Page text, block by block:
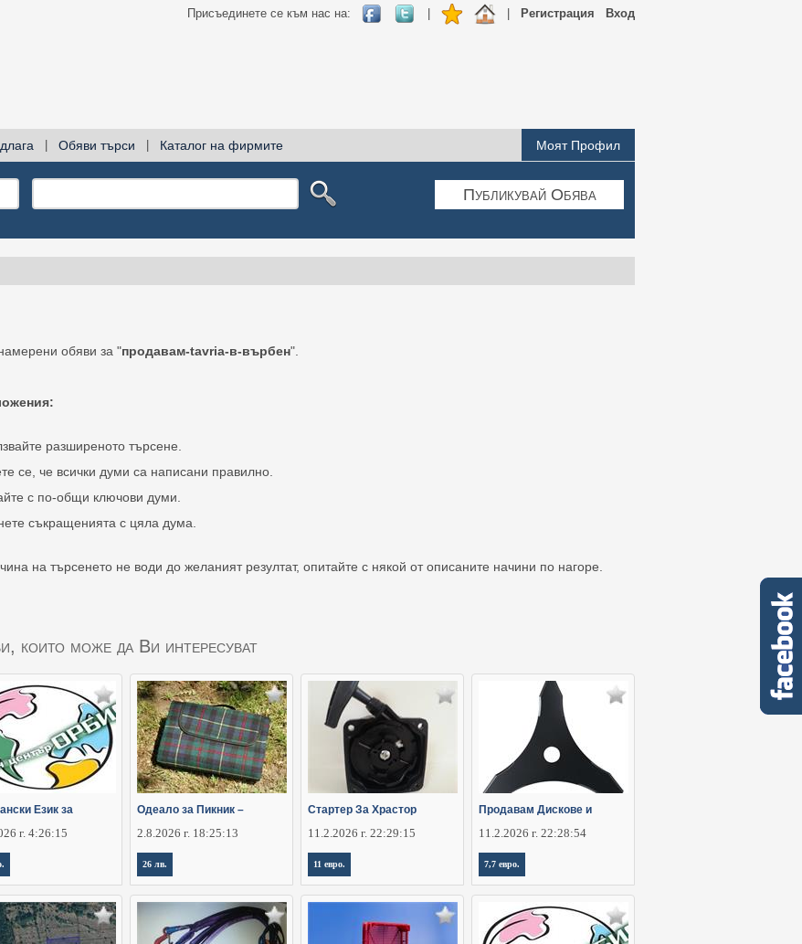
Вход
Регистрация
Присъединете се към нас на:
Обяви търси Каталог на фирмите Моят Профил
Публикувай Обява
обяви за "продавам-tavria-в-върбен".
разширеното търсене.
се, че всички думи са написани правилно.
с по-общи ключови думи.
съкращенията с цяла дума.
на търсенето не води до желаният резултат, опитайте с някой от описаните начини по нагоре.
които може да Ви интересуват
Език за
г. 4:26:15
Одеало за Пикник –
2.8.2026 г. 18:25:13
26 лв.
Стартер За Храстор
11.2.2026 г. 22:29:15
11 евро.
Продавам Дискове и
11.2.2026 г. 22:28:54
7,7 евро.